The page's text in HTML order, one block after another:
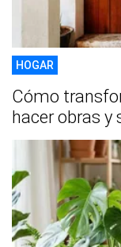
HOGAR
Cómo
hacer obras y